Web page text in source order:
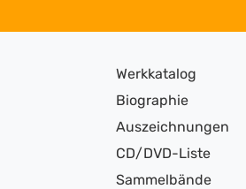
Werkkatalog
Biographie
Auszeichnungen
CD/DVD-Liste
Sammelbände